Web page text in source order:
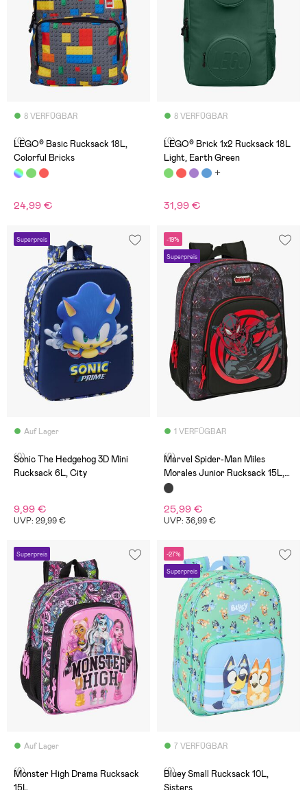
8 VERFÜGBAR
(0)
LEGO® Basic Rucksack 18L,
Colorful Bricks
24,99 €
8 VERFÜGBAR
(0)
LEGO® Brick 1x2 Rucksack 18L
Light, Earth Green
31,99 €
Superpreis
Auf Lager
(0)
Sonic The Hedgehog 3D Mini
Rucksack 6L, City
9,99 €
UVP: 29,99 €
-19%
Superpreis
1 VERFÜGBAR
(0)
Marvel Spider-Man Miles
Morales Junior Rucksack 15L,
Schwarz
25,99 €
UVP: 36,99 €
Superpreis
Auf Lager
(0)
Monster High Drama Rucksack
15L
-27%
Superpreis
7 VERFÜGBAR
(0)
Bluey Small Rucksack 10L,
Sisters